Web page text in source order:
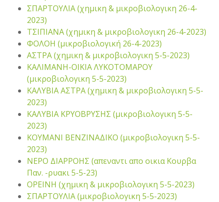
ΣΠΑΡΤΟΥΛΙΑ (χημικη & μικροβιολογικη 26-4-
2023)
ΤΣΙΠΙΑΝΑ (χημικη & μικροβιολογικη 26-4-2023)
ΦΟΛΟΗ (μικροβιολογική 26-4-2023)
ΑΣΤΡΑ (χημικη & μικροβιολογικη 5-5-2023)
ΚΑΛΙΜΑΝΗ-ΟΙΚΙΑ ΛΥΚΟΤΟΜΑΡΟΥ
(μικροβιολογικη 5-5-2023)
ΚΑΛΥΒΙΑ ΑΣΤΡΑ (χημικη & μικροβιολογικη 5-5-
2023)
ΚΑΛΥΒΙΑ ΚΡΥΟΒΡΥΣΗΣ (μικροβιολογικη 5-5-
2023)
ΚΟΥΜΑΝΙ ΒΕΝΖΙΝΑΔΙΚΟ (μικροβιολογικη 5-5-
2023)
ΝΕΡΟ ΔΙΑΡΡΟΗΣ (απεναντι απο οικια Κουρβα
Παν. -ρυακι 5-5-23)
ΟΡΕΙΝΗ (χημικη & μικροβιολογικη 5-5-2023)
ΣΠΑΡΤΟΥΛΙΑ (μικροβιολογικη 5-5-2023)